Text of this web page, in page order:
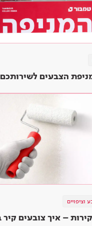
הצבעים לשירותכם
וציפויים